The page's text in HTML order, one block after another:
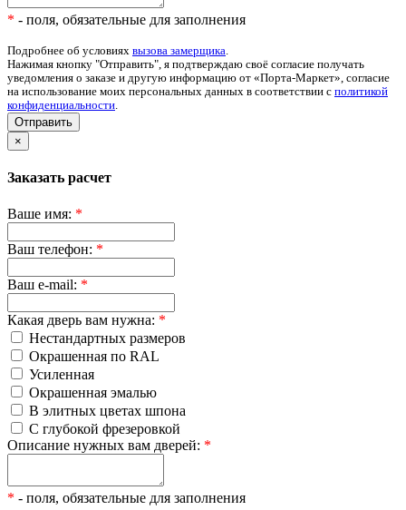
* - поля, обязательные для заполнения
Подробнее об условиях вызова замерщика.
Нажимая кнопку "Отправить", я подтверждаю своё согласие получать
уведомления о заказе и другую информацию от «Порта-Маркет», согласие
на использование моих персональных данных в соответствии с политикой
конфиденциальности.
Отправить
×
Заказать расчет
Ваше имя: *
Ваш телефон: *
Ваш e-mail: *
Какая дверь вам нужна: *
Нестандартных размеров
Окрашенная по RAL
Усиленная
Окрашенная эмалью
В элитных цветах шпона
С глубокой фрезеровкой
Описание нужных вам дверей: *
* - поля, обязательные для заполнения